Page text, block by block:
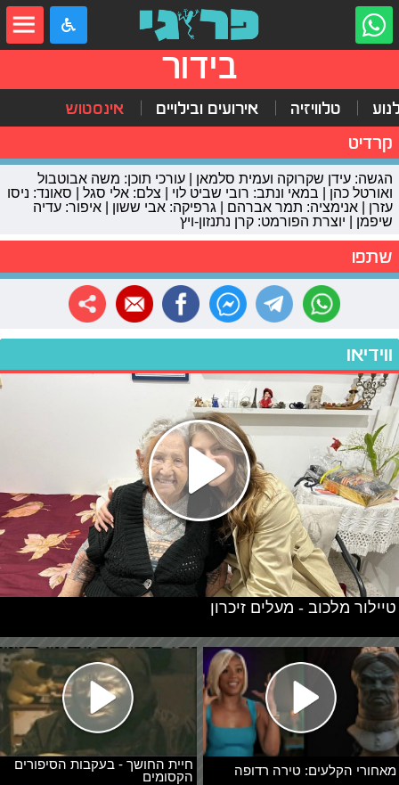
בידור
טלוויזיה אירועים ובילויים אינסטוש
קרדיט
הגשה: עידן שקרוקה ועמית סלמאן | עורכי תוכן: משה אבוטבול
ואורטל כהן | במאי ונתב: רובי שביט לוי | צלם: אלי סגל | סאונד: ניסו
עזרן | אנימציה: תמר אברהם | גרפיקה: אבי ששון | איפור: עדיה
שיפמן | יוצרת הפורמט: קרן נתנזון-ויץ
שתפו
ווידיאו
מאחורי הקלעים: טירה רדופה
חיית החושך - בעקבות הסיפורים
הקסומים
טיילור מלכוב - מעלים זיכרון